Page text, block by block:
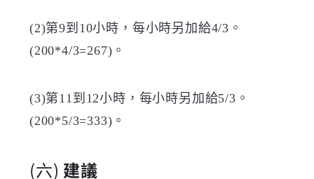
(2)第9到 10小時，每小時另加給4/3 。
(200*4/3=267) 。
(3)第11 到 12小時，每小時另加給5/3 。
(200*5/3=333) 。
(六) 建議